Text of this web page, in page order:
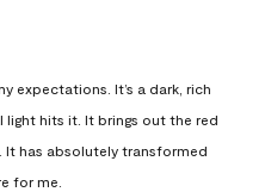
expectations. It’s a dark, rich
hits it. It brings out the red
It has absolutely transformed
for me.